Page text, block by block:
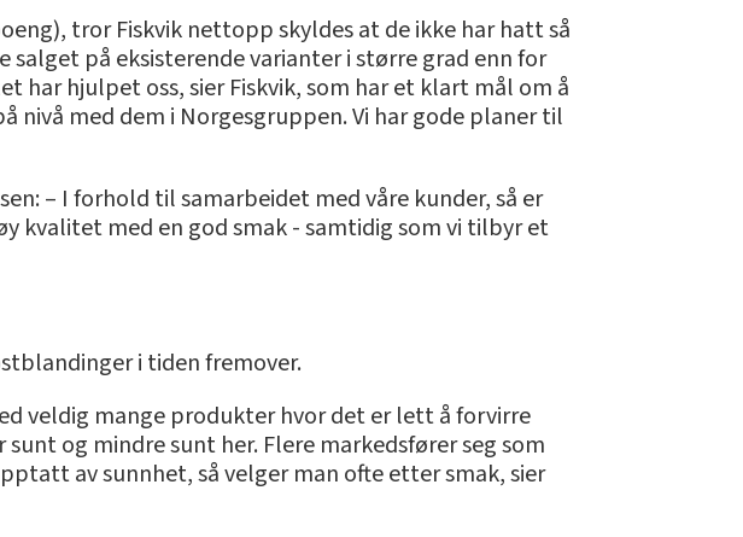
tror Fiskvik nettopp skyldes at de ikke har hatt så
på eksisterende varianter i større grad enn for
har hjulpet oss, sier Fiskvik, som har et klart mål om å
nivå med dem i Norgesgruppen. Vi har gode planer til
– I forhold til samarbeidet med våre kunder, så er
kvalitet med en god smak - samtidig som vi tilbyr et
i tiden fremover.
veldig mange produkter hvor det er lett å forvirre
og mindre sunt her. Flere markedsfører seg som
av sunnhet, så velger man ofte etter smak, sier